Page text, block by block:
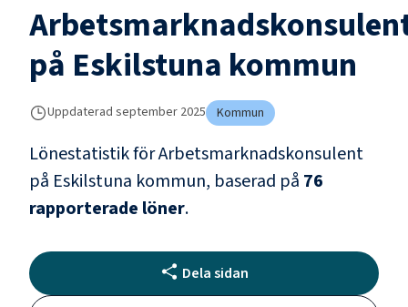
på Eskilstuna kommun
Uppdaterad september 2025 Kommun
Lönestatistik förArbetsmarknadskonsulent
på Eskilstuna kommun, baserad på 76
rapporterade löner.
Dela sidan